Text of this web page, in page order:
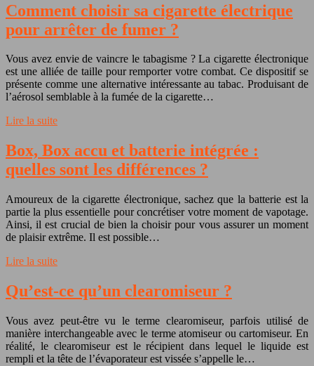
Comment choisir sa cigarette électrique
pour arrêter de fumer ?
Vous avez envie de vaincre le tabagisme ? La cigarette électronique
est une alliée de taille pour remporter votre combat. Ce dispositif se
présente comme une alternative intéressante au tabac. Produisant de
l’aérosol semblable à la fumée de la cigarette…
Lire la suite
Box, Box accu et batterie intégrée :
quelles sont les différences ?
Amoureux de la cigarette électronique, sachez que la batterie est la
partie la plus essentielle pour concrétiser votre moment de vapotage.
Ainsi, il est crucial de bien la choisir pour vous assurer un moment
de plaisir extrême. Il est possible…
Lire la suite
Qu’est-ce qu’un clearomiseur ?
Vous avez peut-être vu le terme clearomiseur, parfois utilisé de
manière interchangeable avec le terme atomiseur ou cartomiseur. En
réalité, le clearomiseur est le récipient dans lequel le liquide est
rempli et la tête de l’évaporateur est vissée s’appelle le…